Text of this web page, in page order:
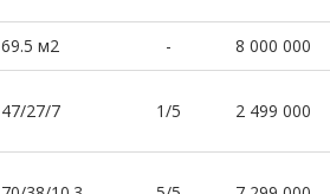
69.5 м2 - 8 000 000
47/27/7 1/5 2 499 000